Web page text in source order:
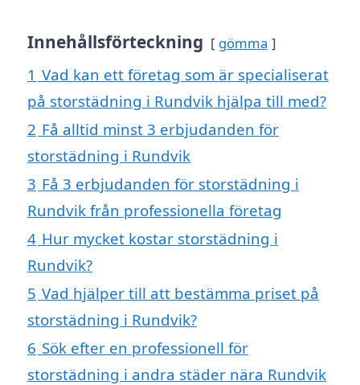
Innehållsförteckning gömma
1 Vad kan ett företag som är specialiserat
på storstädning i Rundvik hjälpa till med?
2 Få alltid minst 3 erbjudanden för
storstädning i Rundvik
3 Få 3 erbjudanden för storstädning i
Rundvik från professionella företag
4 Hur mycket kostar storstädning i
Rundvik?
5 Vad hjälper till att bestämma priset på
storstädning i Rundvik?
6 Sök efter en professionell för
storstädning i andra städer nära Rundvik